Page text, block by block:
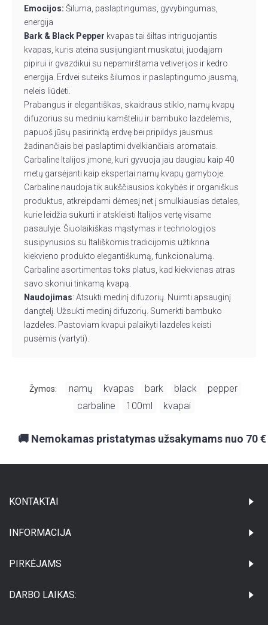
Emocijos: Šiluma, paslaptingumas, gyvybingumas,
energija
Bark & Black Pepper kvapas tai šiltas intriguojantis
kvapas, kuris ateina susijungiant muskatui, juodąjam
pipirui ir gvazdikui su nepamirštama vetiverijos ir kedro
energija. Erdvei suteiks šilumos ir paslaptingumo jausmą,
neleis liūdėti.
Prabangus ir elegantiškas, skaidraus stiklo, namų kvapų
difuzorius su mediniu kamšteliu ir bambuko lazdelėmis,
papuoš jūsų pasirinktą erdvę bei pripildys jausmus
žadinančiais bei paslaptimi dvelkiančiais aromatais.
Carbaline Italijos įmonė, kuri gyvuoja jau daugiau kaip 40
metų garsėjanti kaip ekspertai namų kvapų gamyboje.
Carbaline naudoja tik aukščiausios kokybės ir organiškus
produktus, atkreipdami dėmesį net į smulkiausias detales,
kurie leidžia sukurti ir atskleisti Italijos vertę visame
pasaulyje. Šiuolaikiškas mąstymas ir technologijos
susipynusios su Itališkomis tradicijomis užtikrina
kiekvieno produkto elegantiškumą, funkcionalumą.
Carbaline asortimentas toks platus, kad kiekvienas atras
savo skoniui tinkamą kvapą.
Naudojimas: Atsukti medinį difuzorių. Nuimti apsauginį
dangtelį. Užsukti medinį difuzorių. Sumerkti bambuko
lazdeles. Pastoviam kvapui palaikyti lazdeles keisti
pusėmis (vartyti).
Žymos: namų kvapas bark black pepper
carbaline 100ml kvapai
🚚 Nemokamas pristatymas užsakymams nuo 70 €
KONTAKTAI
INFORMACIJA
PIRKĖJAMS
DARBO LAIKAS: